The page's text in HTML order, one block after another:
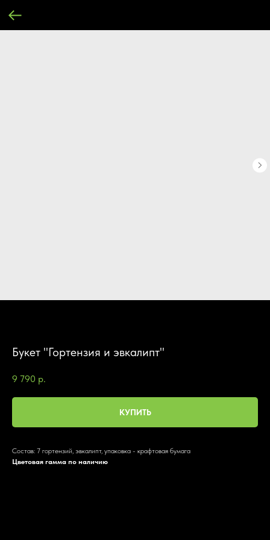
Букет "Гортензия и эвкалипт"
9 790 р.
КУПИТЬ
Состав: 7 гортензий, эвкалипт, упаковка - крафтовая бумага
Цветовая гамма по наличию